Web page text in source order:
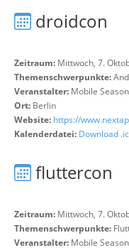
droidcon
Zeitraum: Mittwoch, 7.
Themenschwerpunkte:
Veranstalter: Mobile
Ort: Berlin
Website: https://
Kalenderdatei: Download
fluttercon
Zeitraum: Mittwoch, 7.
Themenschwerpunkte:
Veranstalter: Mobile